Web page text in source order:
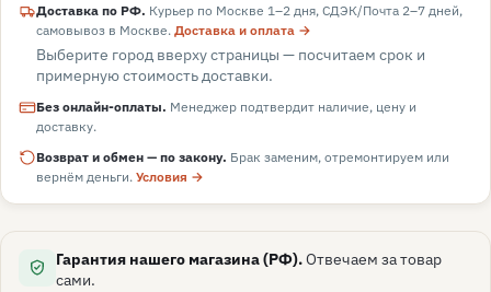
Доставка по РФ. Курьер по Москве 1–2 дня, СДЭК/Почта 2–7 дней,
самовывоз в Москве.Доставка и оплата →
Выберите город вверху страницы — посчитаем срок и
примерную стоимость доставки.
Без онлайн-оплаты. Менеджер подтвердит наличие, цену и
доставку.
Возврат и обмен — по закону. Брак заменим, отремонтируем или
вернём деньги. Условия →
Гарантия нашего магазина (РФ).Отвечаем за товар
сами.